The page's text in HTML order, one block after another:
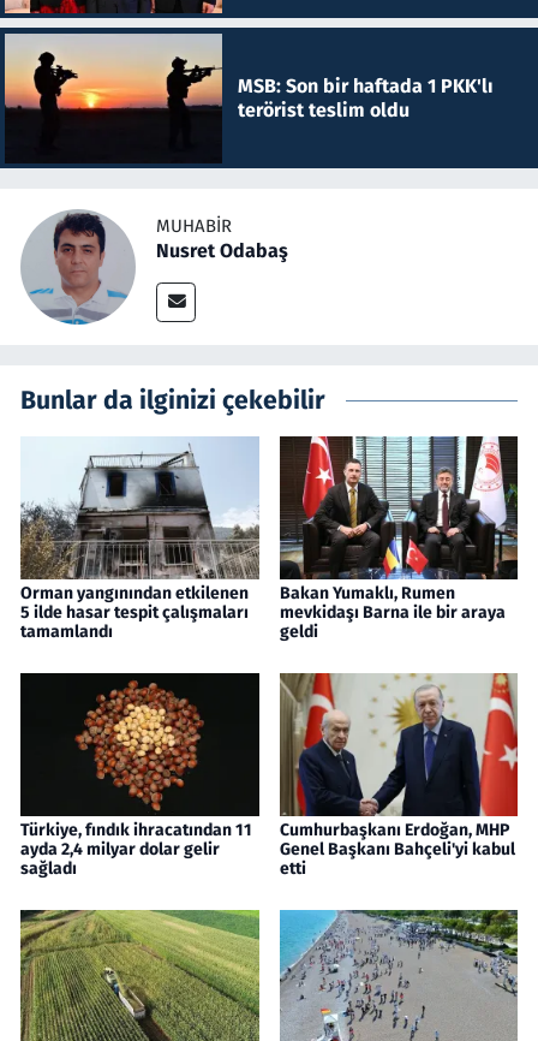
MSB: Son bir haftada 1 PKK'lı
terörist teslim oldu
MUHABIR
Nusret Odabaş
Bunlar da ilginizi çekebilir
Orman yangınından etkilenen
5 ilde hasar tespit çalışmaları
tamamlandı
Bakan Yumaklı, Rumen
mevkidaşı Barna ile bir araya
geldi
Türkiye, fındık ihracatından 11
ayda 2,4 milyar dolar gelir
sağladı
Cumhurbaşkanı Erdoğan, MHP
Genel Başkanı Bahçeli'yi kabul
etti